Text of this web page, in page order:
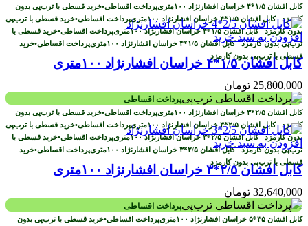
پرداخت اقساطی•خرید قسطی با ترب‌پی بدون
کارمزد
پرداخت اقساطی•خرید قسطی با ترب‌پی
بدون کارمزد
پرداخت اقساطی•خرید قسطی با
ترب‌پی بدون کارمزد
پرداخت اقساطی•خرید
قسطی با ترب‌پی بدون کارمزد
افزودن به سبد خرید
کابل افشان ۱/۵*۴ خراسان افشارنژاد ۱۰۰متری
25,800,000 تومان
پرداخت اقساطی
پرداخت اقساطی•خرید قسطی با ترب‌پی بدون
کارمزد
پرداخت اقساطی•خرید قسطی با ترب‌پی
بدون کارمزد
پرداخت اقساطی•خرید قسطی با
ترب‌پی بدون کارمزد
پرداخت اقساطی•خرید
قسطی با ترب‌پی بدون کارمزد
افزودن به سبد خرید
کابل افشان ۲/۵*۳ خراسان افشارنژاد ۱۰۰متری
32,640,000 تومان
پرداخت اقساطی
پرداخت اقساطی•خرید قسطی با ترب‌پی بدون